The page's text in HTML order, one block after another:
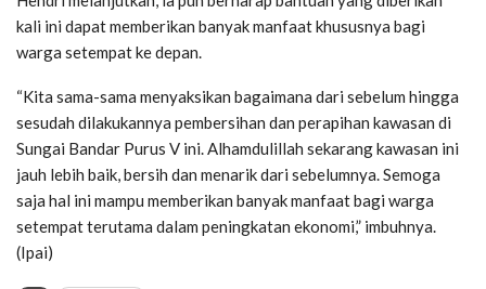
kali ini dapat memberikan banyak manfaat khususnya bagi
warga setempat ke depan.
“Kita sama-sama menyaksikan bagaimana dari sebelum hingga
sesudah dilakukannya pembersihan dan perapihan kawasan di
Sungai Bandar Purus V ini. Alhamdulillah sekarang kawasan ini
jauh lebih baik, bersih dan menarik dari sebelumnya. Semoga
saja hal ini mampu memberikan banyak manfaat bagi warga
setempat terutama dalam peningkatan ekonomi,” imbuhnya.
(Ipai)